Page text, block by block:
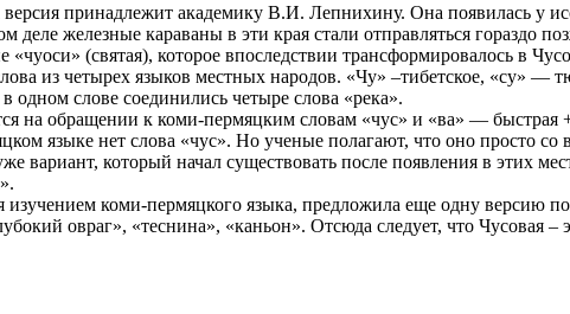
принадлежит академику В.И. Лепнихину. Она появилась у
железные караваны в эти края стали отправляться гораздо
(святая), которое впоследствии трансформировалось в
из четырех языков местных народов. «Чу» –тибетское, «су»
одном слове соединились четыре слова «река».
на обращении к коми-пермяцким словам «чус» и «ва» — быстрая
языке нет слова «чус». Но ученые полагают, что оно просто
вариант, который начал существовать после появления в этих
коми-пермяцкого языка, предложила еще одну версию
овраг», «теснина», «каньон». Отсюда следует, что Чусовая –